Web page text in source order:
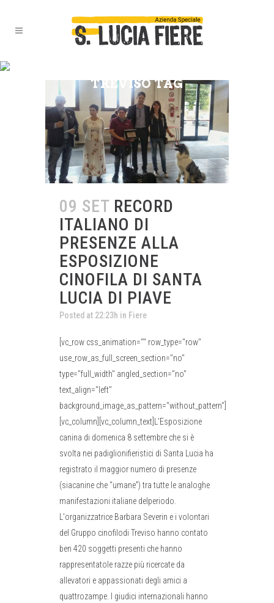
TREVISO TAG
09 SET RECORD
ITALIANO DI
PRESENZE ALLA
ESPOSIZIONE
CINOFILA DI SANTA
LUCIA DI PIAVE
Posted at 22:23h in Fiere
[vc_row css_animation="" row_type="row"
use_row_as_full_screen_section="no"
type="full_width" angled_section="no"
text_align="left"
background_image_as_pattern="without_pattern"]
[vc_column][vc_column_text]L'Esposizione
canina di domenica 8 settembre che si è
svolta nei padiglionifieristici di Santa Lucia ha
registrato il maggior numero di presenze
(siacanine che “umane”) tra tutte le analoghe
manifestazioni italiane delperiodo.
L'organizzatrice Barbara Severin e i volontari
del Gruppo cinofilodi Treviso hanno contato
ben 420 soggetti presenti che hanno
rappresentatole razze più ricercate da
allevatori e appassionati degli amici a
quattrozampe. I giudici internazionali hanno